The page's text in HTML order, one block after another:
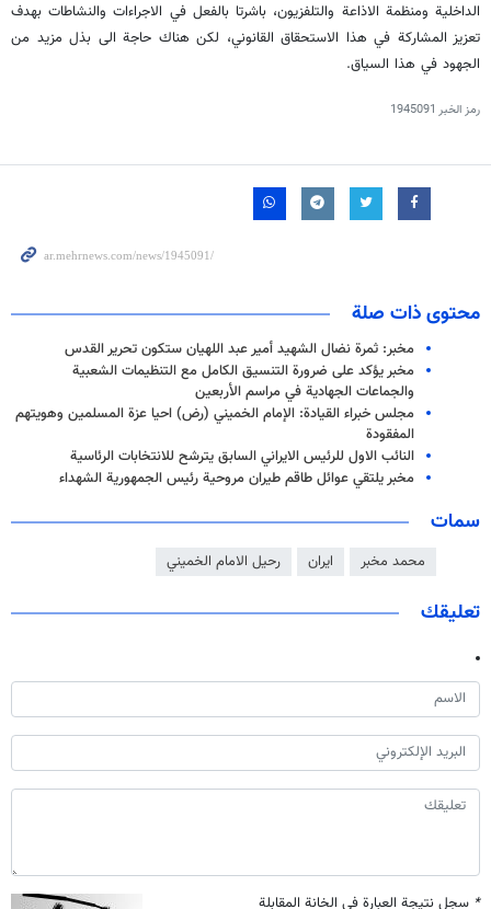
الداخلية ومنظمة الاذاعة والتلفزيون، باشرتا بالفعل في الاجراءات والنشاطات بهدف
تعزيز المشاركة في هذا الاستحقاق القانوني، لكن هناك حاجة الى بذل مزيد من
الجهود في هذا السياق.
رمز الخبر 1945091
محتوى ذات صلة
مخبر: ثمرة نضال الشهيد أمير عبد اللهيان ستكون تحرير القدس
مخبر يؤكد على ضرورة التنسيق الكامل مع التنظيمات الشعبية
والجماعات الجهادية في مراسم الأربعين
مجلس خبراء القيادة: الإمام الخميني (رض) احيا عزة المسلمين وهويتهم
المفقودة
النائب الاول للرئيس الايراني السابق يترشح للانتخابات الرئاسية
مخبر یلتقي عوائل طاقم طيران مروحية رئيس الجمهورية الشهداء
سمات
محمد مخبر ايران رحيل الامام الخميني
تعليقك
* سجل نتيجة العبارة في الخانة المقابلة